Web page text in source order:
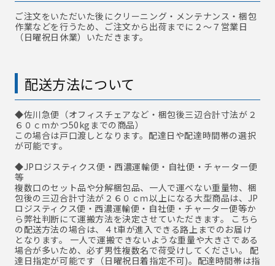
ご注文をいただいた後にクリーニング・メンテナンス・梱包
作業などを行うため、ご注文から出荷までに２～７営業日
（日曜祝日休業）いただきます。
配送方法について
◆佐川急便 （オフィスチェアなど・梱包後三辺合計寸法が２
６０ｃｍかつ50kgまでの商品）
この場合は戸口渡しとなります。配達日や配達時間帯の選択
が可能です。
◆JPロジスティクス便・西濃運輸便・自社便・チャーター便
等
複数口のセット品や分解梱包品、一人で運べない重量物、梱
包後の三辺合計寸法が２６０ｃｍ以上になる大型商品は、JP
ロジスティクス便・西濃運輸便・自社便・チャーター便等か
ら弊社判断にて運搬方法を決定させていただきます。 こちら
の配送方法の場合は、４t車が進入できる路上までのお届け
となります。 一人で運搬できないような重量や大きさである
場合が多いため、必ず男性複数名で荷受けしてください。 配
達日指定が可能です（日曜祝日着指定不可)。配達時間帯は指